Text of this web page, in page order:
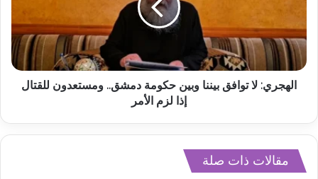
الهجري: لا توافق بيننا وبين حكومة دمشق.. ومستعدون للقتال
إذا لزم الأمر
مقالات ذات صلة